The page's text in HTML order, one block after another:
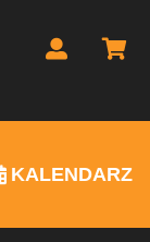
KALENDARZ